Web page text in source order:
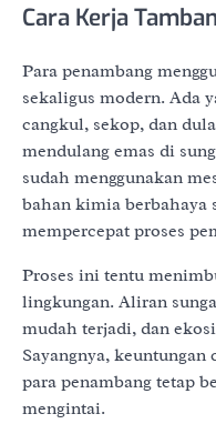
Cara Kerja
Para penambang
sekaligus modern. Ada
cangkul, sekop, dan
mendulang emas di
sudah menggunakan
bahan kimia
mempercepat proses
Proses ini tentu
lingkungan. Aliran
mudah terjadi, dan
Sayangnya,
para penambang tetap
mengintai.